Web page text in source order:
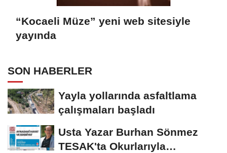
“Kocaeli Müze” yeni web sitesiyle
yayında
SON HABERLER
Yayla yollarında asfaltlama
çalışmaları başladı
Usta Yazar Burhan Sönmez
TESAK'ta Okurlarıyla